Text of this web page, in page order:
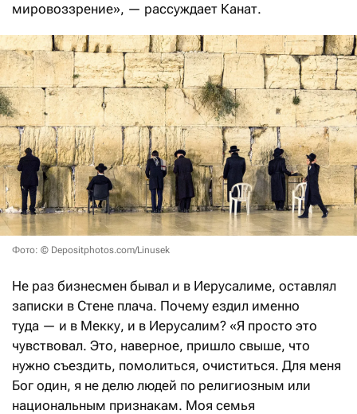
мировоззрение», — рассуждает Канат.
Фото: © Depositphotos.com/Linusek
Не раз бизнесмен бывал и в Иерусалиме, оставлял
записки в Стене плача. Почему ездил именно
туда — и в Мекку, и в Иерусалим? «Я просто это
чувствовал. Это, наверное, пришло свыше, что
нужно съездить, помолиться, очиститься. Для меня
Бог один, я не делю людей по религиозным или
национальным признакам. Моя семья